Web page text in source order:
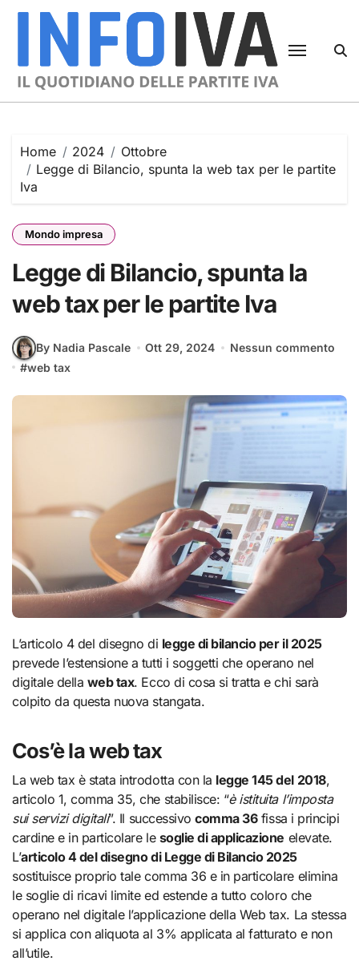
Skip
Home 2024
Ottobre
Legge di Bilancio, spunta la web tax per le partite
Iva
Mondo impresa
Legge di Bilancio, spunta la
web tax per le partite Iva
By Nadia Pascale Ott 29, 2024
Nessun commento
#web tax
L’articolo 4 del disegno di legge di bilancio per il 2025
prevede l’estensione a tutti i soggetti che operano nel
digitale della web tax. Ecco di cosa si tratta e chi sarà
colpito da questa nuova stangata.
Cos’è la web tax
La web tax è stata introdotta con la legge 145 del 2018,
articolo 1, comma 35, che stabilisce: “è istituita l’imposta
sui servizi digitali”. Il successivocomma 36fissa i principi
cardine e in particolare le soglie di applicazione elevate.
L’articolo 4 del disegno di Legge di Bilancio 2025
sostituisce proprio tale comma 36 e in particolare elimina
le soglie di ricavi limite ed estende a tutto coloro che
operano nel digitale l’applicazione della Web tax. La stessa
si applica con aliquota al 3% applicata al fatturato e non
all’utile.